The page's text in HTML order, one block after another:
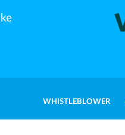
WHISTLEBLOWER